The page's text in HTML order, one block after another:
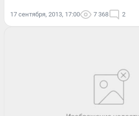
17 сентября, 2013, 17:00 7 368 2